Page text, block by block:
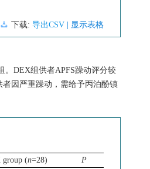
下载: 导出CSV | 显示表格
。DEX组供者APFS躁动评分较
者因严重躁动，需给予丙泊酚镇
group (n=28)
P